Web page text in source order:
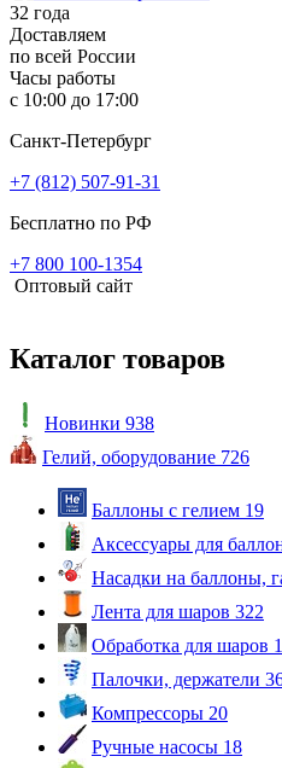
32 года
Доставляем
по всей России
Часы работы
с 10:00 до 17:00
Санкт-Петербург
+7 (812) 507-91-31
Бесплатно по РФ
+7 800 100-1354
Оптовый сайт
Каталог товаров
Новинки 938
Гелий, оборудование 726
Баллоны с гелием 19
Аксессуары для
Насадки на баллоны,
Лента для шаров 322
Обработка для шаров
Палочки, держатели
Компрессоры 20
Ручные насосы 18